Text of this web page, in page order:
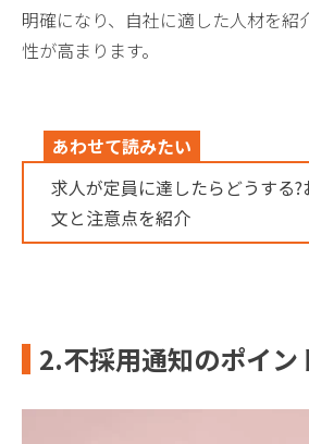
明確になり、自社に適した人材を紹
性が高まります。
あわせて読みたい
求人が定員に達したらどうする
文と注意点を紹介
2.不採用通知のポイン